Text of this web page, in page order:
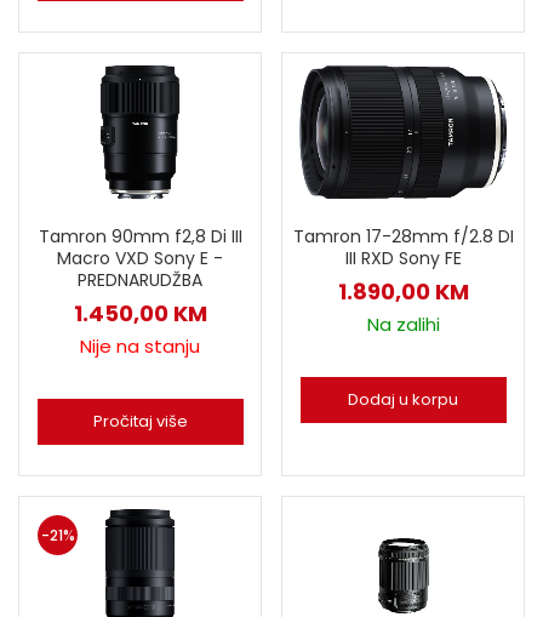
Tamron 90mm f2,8 Di III
Macro VXD Sony E -
PREDNARUDŽBA
1.450,00 KM
Nije na stanju
Pročitaj više
Tamron 17-28mm f/2.8 DI
III RXD Sony FE
1.890,00 KM
Na zalihi
Dodaj u korpu
-21%